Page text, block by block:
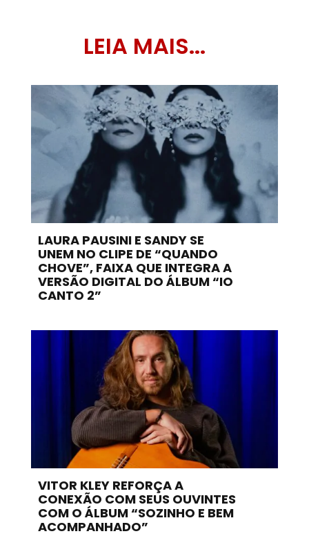
LEIA MAIS...
LAURA PAUSINI E SANDY SE
UNEM NO CLIPE DE “QUANDO
CHOVE”, FAIXA QUE INTEGRA A
VERSÃO DIGITAL DO ÁLBUM “IO
CANTO 2”
VITOR KLEY REFORÇA A
CONEXÃO COM SEUS OUVINTES
COM O ÁLBUM “SOZINHO E BEM
ACOMPANHADO”